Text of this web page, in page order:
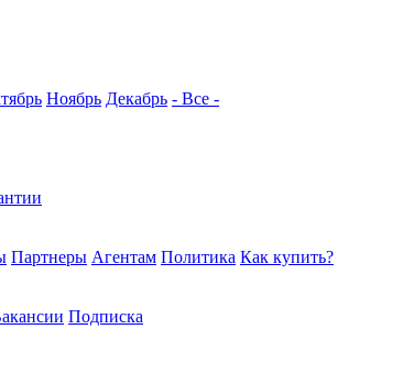
Ноябрь Декабрь - Все -
Партнеры Агентам Политика Как купить?
Подписка